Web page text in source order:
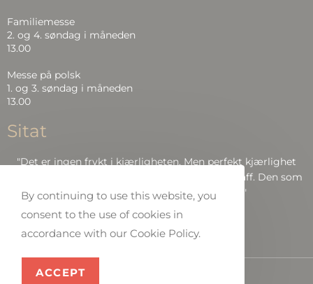
Familiemesse
2. og 4. søndag i måneden
13.00
Messe på polsk
1. og 3. søndag i måneden
13.00
Sitat
"Det er ingen frykt i kjærligheten. Men perfekt kjærlighet
driver frykten ut, fordi frykt har å gjøre med straff. Den som
frykter, blir ikke perfekt i kjærlighet.."
Bibelen: Joh 4:18
By continuing to use this website, you
consent to the use of cookies in
accordance with our Cookie Policy.
ACCEPT